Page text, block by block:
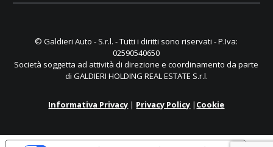
© Galdieri Auto - S.r.l. - Tutti i diritti sono riservati - P.Iva:
02590540650
Società soggetta ad attività di direzione e coordinamento da parte
di GALDIERI HOLDING REAL ESTATE S.r.l.
Informativa Privacy | Privacy Policy | Cookie